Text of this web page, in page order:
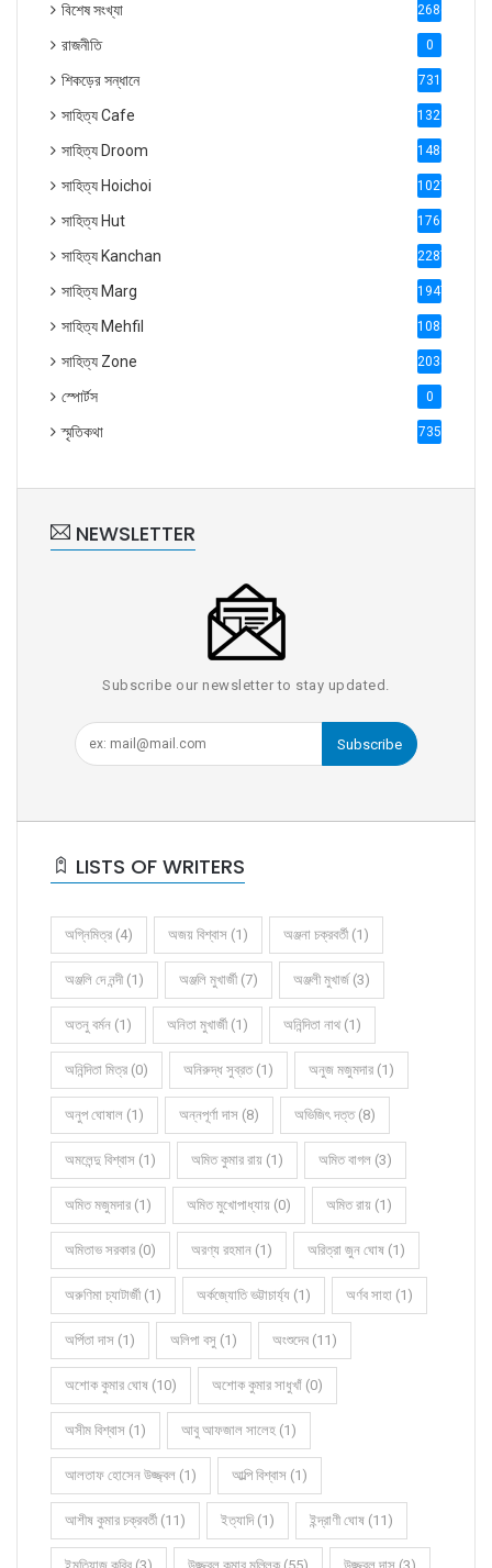
বিশেষ সংখ্যা 2686
রাজনীতি 0
শিকড়ের সন্ধানে 731
সাহিত্য Cafe 1321
সাহিত্য Droom 1488
সাহিত্য Hoichoi 1027
সাহিত্য Hut 1769
সাহিত্য Kanchan 2287
সাহিত্য Marg 1947
সাহিত্য Mehfil 1088
সাহিত্য Zone 2035
স্পোর্টস 0
স্মৃতিকথা 735
NEWSLETTER
Subscribe our newsletter to stay updated.
Subscribe
LISTS OF WRITERS
অগ্নিমিত্র (4) অজয় বিশ্বাস (1) অঞ্জনা চক্রবর্তী (1)
অঞ্জলি দে নন্দী (1) অঞ্জলি মুখার্জী (7) অঞ্জলী মুখার্জ (3)
অতনু বর্মন (1) অনিতা মুখার্জী (1) অনিন্দিতা নাথ (1)
অনিন্দিতা মিত্র (0) অনিরুদ্ধ সুব্রত (1) অনুজ মজুমদার (1)
অনুপ ঘোষাল (1) অন্নপূর্ণা দাস (8) অভিজিৎ দত্ত (8)
অমলেন্দু বিশ্বাস (1) অমিত কুমার রায় (1) অমিত বাগল (3)
অমিত মজুমদার (1) অমিত মুখোপাধ্যায় (0) অমিত রায় (1)
অমিতাভ সরকার (0) অরণ্য রহমান (1) অরিত্রা জুন ঘোষ (1)
অরুণিমা চ্যাটার্জী (1) অর্কজ্যোতি ভট্টাচার্য্য (1) অর্ণব সাহা (1)
অর্পিতা দাস (1) অলিপা বসু (1) অংশুদেব (11)
অশোক কুমার ঘোষ (10) অশোক কুমার সাধুখাঁ (0)
অসীম বিশ্বাস (1) আবু আফজাল সালেহ (1)
আলতাফ হোসেন উজ্জ্বল (1) আল্পি বিশ্বাস (1)
আশীষ কুমার চক্রবর্তী (11) ইত্যাদি (1) ইন্দ্রাণী ঘোষ (11)